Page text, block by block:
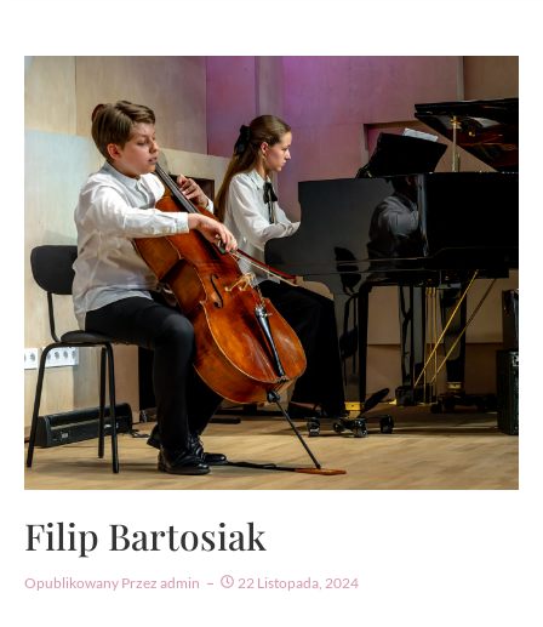
Filip Bartosiak
Opublikowany Przez Admin 22 Listopada, 2024